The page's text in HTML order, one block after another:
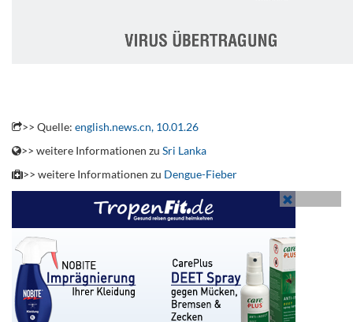
>> Quelle: english.news.cn, 10.01.26
>> weitere Informationen zu Sri Lanka
>> weitere Informationen zu Dengue-Fieber